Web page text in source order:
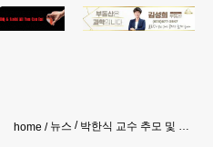
home 뉴스 박한식 교수 추모 및 학술대회 열린다